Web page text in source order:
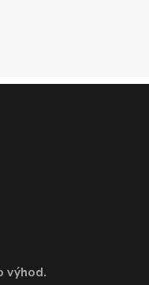
výhod.